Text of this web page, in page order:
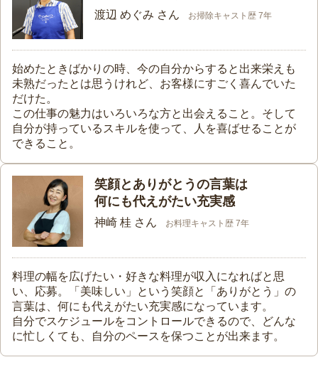
渡辺 めぐみ さん お掃除キャスト歴 7年
始めたときばかりの時、今の自分からすると出来栄えも
未熟だったとは思うけれど、お客様にすごく喜んでいた
だけた。
この仕事の魅力はいろいろな方と出会えること。そして
自分が持っているスキルを使って、人を喜ばせることが
できること。
笑顔とありがとうの言葉は
何にも代えがたい充実感
神崎 桂 さん お料理キャスト歴 7年
料理の幅を広げたい・好きな料理が収入になればと思
い、応募。「美味しい」という笑顔と「ありがとう」の
言葉は、何にも代えがたい充実感になっています。
自分でスケジュールをコントロールできるので、どんな
に忙しくても、自分のペースを保つことが出来ます。